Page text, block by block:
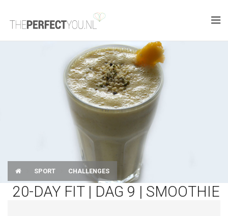

SPORT CHALLENGES
20-DAY FIT | DAG 9 | SMOOTHIE